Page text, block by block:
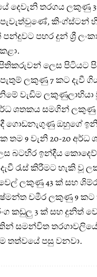
දෙවැනි තරගය ලකුණු
කිංග්ස්ටන්
පහර දුන් ශ්‍රී
කළා.
ලෙස පිටියට
ලකුණු 7 කට දැවී
වැඩිම ලකුණුලාභියා
ශතකය සමගින් ලකුණු
ගොඩනැගුණු ඔහුගේ
තම 9 වැනි 20-20
බටහිර ඉන්දීය කොදෙව්
රැස් කිරීමට හැකි වූ
ලකුණු 43 ක් සහ
චමීර ලකුණු 9 කට
කඩුලු 3 ක් සහ දුනිත්
සමන්විත
තත්වයේ පසු වනවා.